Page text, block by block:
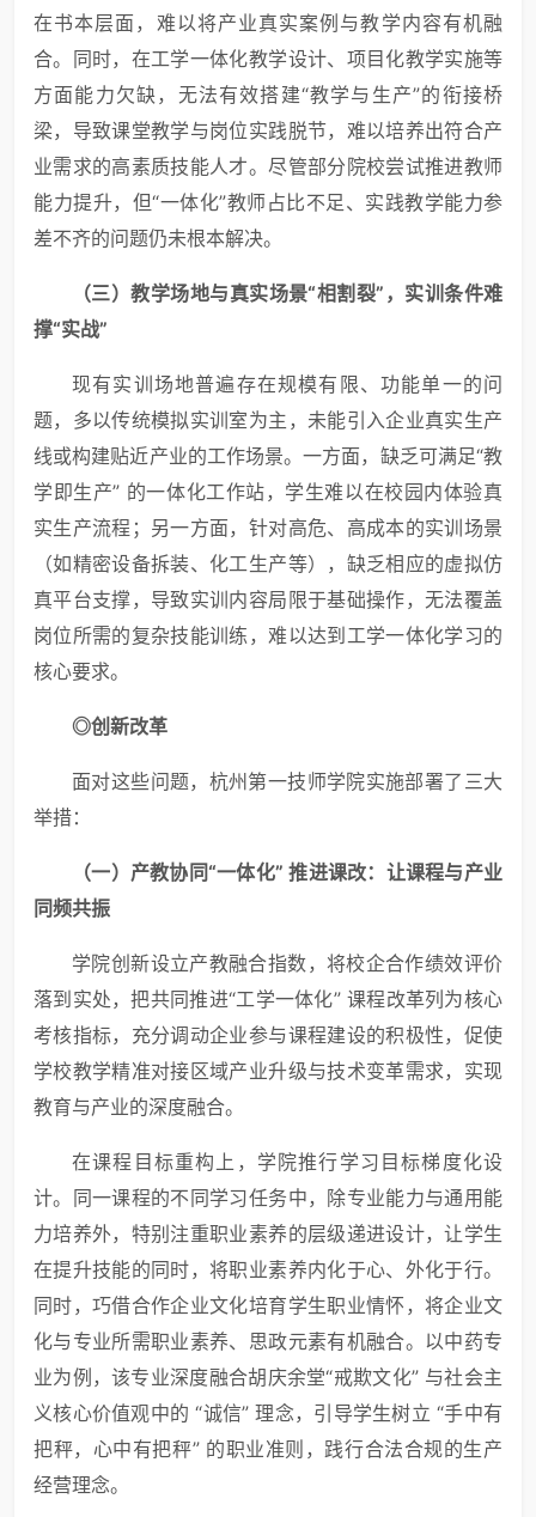
在书本层面，难以将产业真实案例与教学内容有机融
合。同时，在工学一体化教学设计、项目化教学实施等
方面能力欠缺，无法有效搭建“教学与生产”的衔接桥
梁，导致课堂教学与岗位实践脱节，难以培养出符合产
业需求的高素质技能人才。尽管部分院校尝试推进教师
能力提升，但“一体化”教师占比不足、实践教学能力参
差不齐的问题仍未根本解决。
（三）教学场地与真实场景“相割裂”，实训条件难
撑“实战”
现有实训场地普遍存在规模有限、功能单一的问
题，多以传统模拟实训室为主，未能引入企业真实生产
线或构建贴近产业的工作场景。一方面，缺乏可满足“教
学即生产” 的一体化工作站，学生难以在校园内体验真
实生产流程；另一方面，针对高危、高成本的实训场景
（如精密设备拆装、化工生产等），缺乏相应的虚拟仿
真平台支撑，导致实训内容局限于基础操作，无法覆盖
岗位所需的复杂技能训练，难以达到工学一体化学习的
核心要求。
◎创新改革
面对这些问题，杭州第一技师学院实施部署了三大
举措：
（一）产教协同“一体化” 推进课改：让课程与产业
同频共振
学院创新设立产教融合指数，将校企合作绩效评价
落到实处，把共同推进“工学一体化” 课程改革列为核心
考核指标，充分调动企业参与课程建设的积极性，促使
学校教学精准对接区域产业升级与技术变革需求，实现
教育与产业的深度融合。
在课程目标重构上，学院推行学习目标梯度化设
计。同一课程的不同学习任务中，除专业能力与通用能
力培养外，特别注重职业素养的层级递进设计，让学生
在提升技能的同时，将职业素养内化于心、外化于行。
同时，巧借合作企业文化培育学生职业情怀，将企业文
化与专业所需职业素养、思政元素有机融合。以中药专
业为例，该专业深度融合胡庆余堂“戒欺文化” 与社会主
义核心价值观中的 “诚信” 理念，引导学生树立 “手中有
把秤，心中有把秤” 的职业准则，践行合法合规的生产
经营理念。